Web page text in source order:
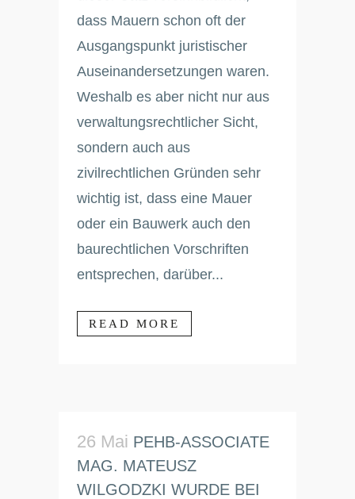
dass Mauern schon oft der
Ausgangspunkt juristischer
Auseinandersetzungen waren.
Weshalb es aber nicht nur aus
verwaltungsrechtlicher Sicht,
sondern auch aus
zivilrechtlichen Gründen sehr
wichtig ist, dass eine Mauer
oder ein Bauwerk auch den
baurechtlichen Vorschriften
entsprechen, darüber...
READ MORE
26 Mai PEHB-ASSOCIATE
MAG. MATEUSZ
WILGODZKI WURDE BEI